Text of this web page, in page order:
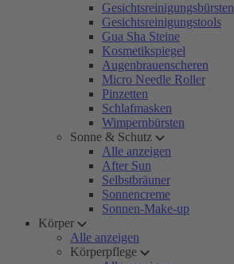
Gesichtsreinigungsbürsten
Gesichtsreinigungstools
Gua Sha Steine
Kosmetikspiegel
Augenbrauenscheren
Micro Needle Roller
Pinzetten
Schlafmasken
Wimpernbürsten
Sonne & Schutz
Alle anzeigen
After Sun
Selbstbräuner
Sonnencreme
Sonnen-Make-up
Körper
Alle anzeigen
Körperpflege